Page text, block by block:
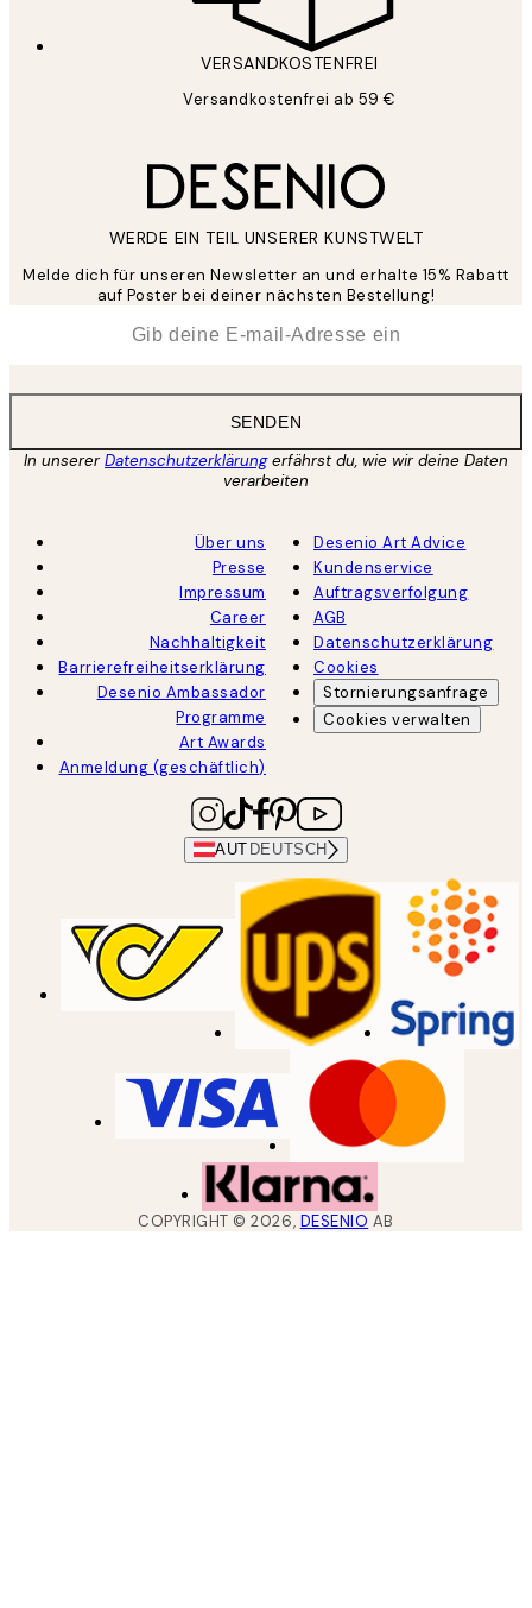
VERSANDKOSTENFREI
Versandkostenfrei ab 59 €
WERDE EIN TEIL UNSERER KUNSTWELT
Melde dich für unseren Newsletter an und erhalte 15% Rabatt
auf Poster bei deiner nächsten Bestellung!
SENDEN
In unsererDatenschutzerklärungerfährst du, wie wir deine Daten
verarbeiten
Über uns
Presse
Impressum
Career
Nachhaltigkeit
Barrierefreiheitserklärung
Desenio Ambassador
Programme
Art Awards
Anmeldung (geschäftlich)
Desenio Art Advice
Kundenservice
Auftragsverfolgung
AGB
Datenschutzerklärung
Cookies
Stornierungsanfrage
Cookies verwalten
AUT DEUTSCH
COPYRIGHT ©2026, DESENIO AB